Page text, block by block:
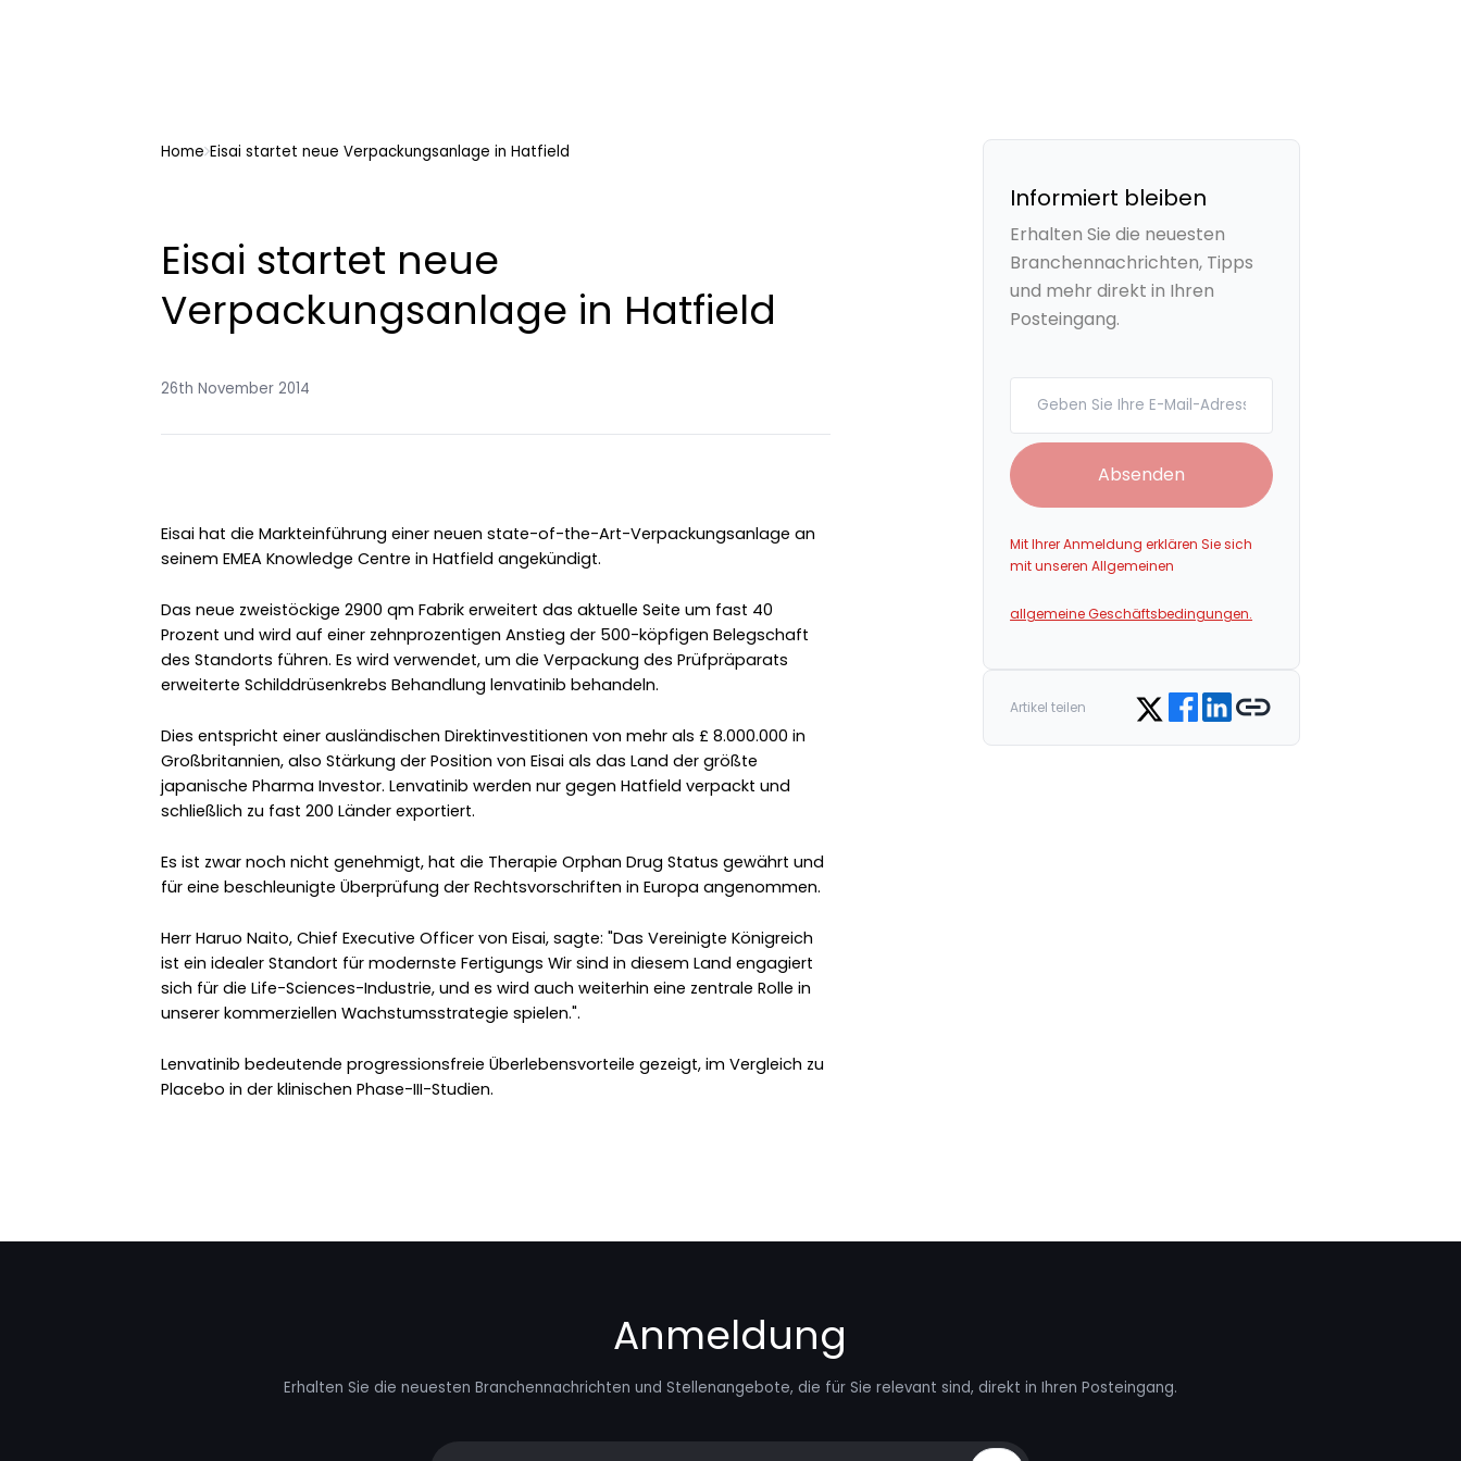
Home Eisai startet neue Verpackungsanlage in Hatfield
Eisai startet neue
Verpackungsanlage in Hatfield
26th November 2014
Eisai hat die Markteinführung einer neuen state-of-the-Art-Verpackungsanlage an
seinem EMEA Knowledge Centre in Hatfield angekündigt.
Das neue zweistöckige 2900 qm Fabrik erweitert das aktuelle Seite um fast 40
Prozent und wird auf einer zehnprozentigen Anstieg der 500-köpfigen Belegschaft
des Standorts führen. Es wird verwendet, um die Verpackung des Prüfpräparats
erweiterte Schilddrüsenkrebs Behandlung lenvatinib behandeln.
Dies entspricht einer ausländischen Direktinvestitionen von mehr als £ 8.000.000 in
Großbritannien, also Stärkung der Position von Eisai als das Land der größte
japanische Pharma Investor. Lenvatinib werden nur gegen Hatfield verpackt und
schließlich zu fast 200 Länder exportiert.
Es ist zwar noch nicht genehmigt, hat die Therapie Orphan Drug Status gewährt und
für eine beschleunigte Überprüfung der Rechtsvorschriften in Europa angenommen.
Herr Haruo Naito, Chief Executive Officer von Eisai, sagte: "Das Vereinigte Königreich
ist ein idealer Standort für modernste Fertigungs Wir sind in diesem Land engagiert
sich für die Life-Sciences-Industrie, und es wird auch weiterhin eine zentrale Rolle in
unserer kommerziellen Wachstumsstrategie spielen.".
Lenvatinib bedeutende progressionsfreie Überlebensvorteile gezeigt, im Vergleich zu
Placebo in der klinischen Phase-III-Studien.
Informiert bleiben
Erhalten Sie die neuesten
Branchennachrichten, Tipps
und mehr direkt in Ihren
Posteingang.
Absenden
Mit Ihrer Anmeldung erklären Sie sich
mit unseren Allgemeinen
allgemeine Geschäftsbedingungen.
Artikel teilen Share on Twitter
Share on Facebook
Share on LinkedIn
Copy link
Anmeldung
Erhalten Sie die neuesten Branchennachrichten und Stellenangebote, die für Sie relevant sind, direkt in Ihren Posteingang.